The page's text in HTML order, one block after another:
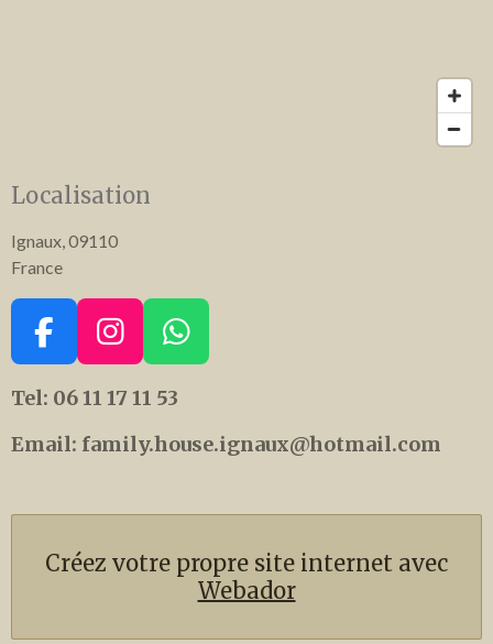
Localisation
Ignaux, 09110
France
F
a
c
e
k
I
n
s
t
a
W
h
a
t
p
Tel: 06 11 17 11 53
Email: family.house.ignaux@hotmail.com
Créez votre propre site internet avec
Webador